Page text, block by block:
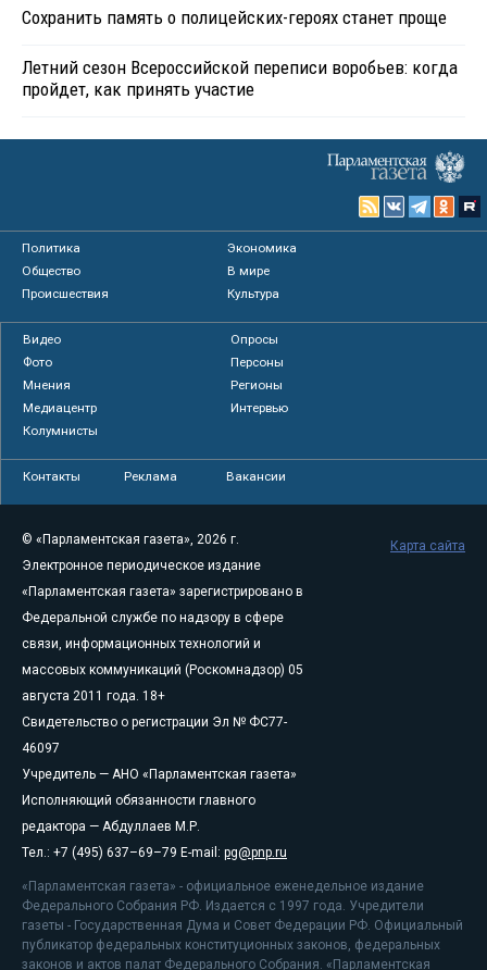
Сохранить память о полицейских-героях станет проще
Летний сезон Всероссийской переписи воробьев: когда
пройдет, как принять участие
Политика
Экономика
Общество
В мире
Происшествия
Культура
Видео
Опросы
Фото
Персоны
Мнения
Регионы
Медиацентр
Интервью
Колумнисты
Контакты Реклама Вакансии
© «Парламентская газета», 2026 г.
Электронное периодическое издание
«Парламентская газета» зарегистрировано в
Федеральной службе по надзору в сфере
связи, информационных технологий и
массовых коммуникаций (Роскомнадзор) 05
августа 2011 года. 18+
Свидетельство о регистрации Эл № ФС77-
46097
Учредитель — АНО «Парламентская газета»
Исполняющий обязанности главного
редактора — Абдуллаев М.Р.
Тел.: +7 (495) 637–69–79 E-mail: pg@pnp.ru
«Парламентская газета» - официальное еженедельное издание
Федерального Собрания РФ. Издается с 1997 года. Учредители
газеты - Государственная Дума и Совет Федерации РФ. Официальный
публикатор федеральных конституционных законов, федеральных
законов и актов палат Федерального Собрания. «Парламентская
Карта сайта